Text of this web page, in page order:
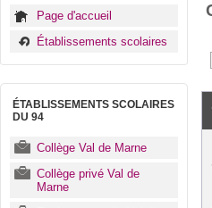
Page d'accueil
Établissements scolaires
ÉTABLISSEMENTS SCOLAIRES
DU 94
Collège Val de Marne
Collège privé Val de
Marne